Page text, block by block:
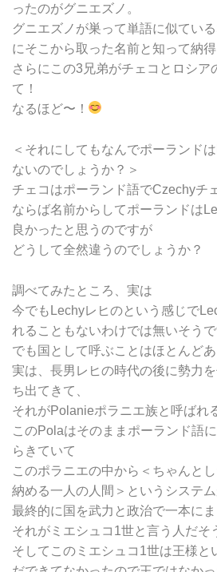
ったのがグニエズノ。
グニエズノが巣って単語に似てい
にそこから取った名前と知って納得
さらにこの3兄弟がチェコとロシア
て！
なるほど〜！
＜それにしてもなんでポーランド
ないのでしょうか？＞
チェコはポーランド語でCzechyチ
ならば名前からしてポーランドは
良かったと思うのですが
どうして全然違うのでしょうか？
調べてみたところ、実は
今でもLechyレヒのという感じで
れることもないわけでは無いそうで
でも国として呼ぶことはほとんどあ
実は、長男レヒの時代の後に勢力
ち出てきて、
それがPolanieポラニエ族と呼ばれ
このPolaはそのままポーランド語
らきていて
このポラニエの中から＜ちゃんと
納める一人の人間＞というシステ
最終的に国を武力と政治で一本に
それがミエシュコ1世と言う人だそ
そしてこのミエシュコ1世は王様と